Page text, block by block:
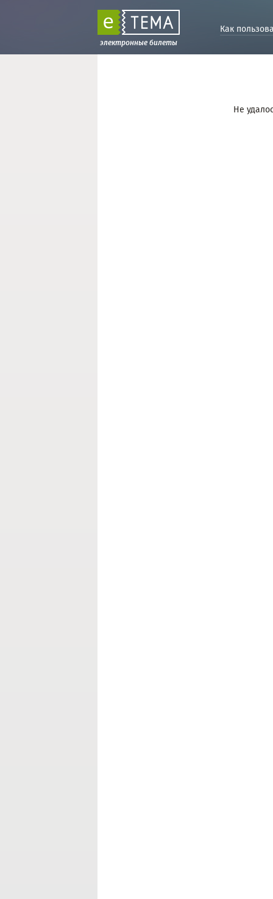
электронные билеты
Как
Не